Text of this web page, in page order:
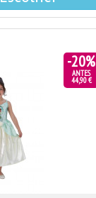
-20%
ANTES
44,90 €